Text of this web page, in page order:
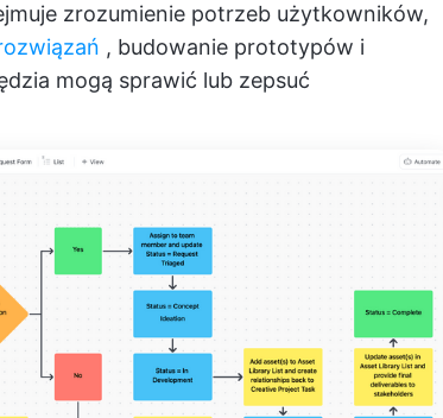
zrozumienie potrzeb użytkowników,
, budowanie prototypów i
mogą sprawić lub zepsuć